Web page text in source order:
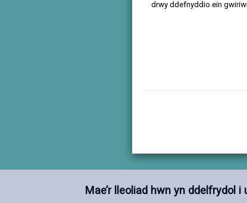
drwy ddefnyddio ein
Mae’r lleoliad hwn yn ddelfrydol